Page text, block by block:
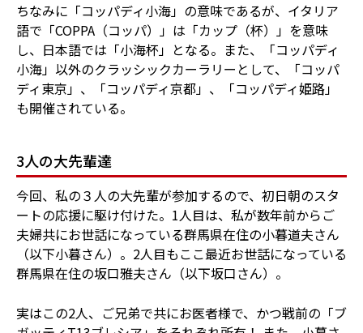
ちなみに「コッパディ小海」の意味であるが、イタリア
語で「COPPA（コッパ）」は「カップ（杯）」を意味
し、日本語では「小海杯」となる。また、「コッパディ
小海」以外のクラッシックカーラリーとして、「コッパ
ディ東京」、「コッパディ京都」、「コッパディ姫路」
も開催されている。
3人の大先輩達
今回、私の３人の大先輩が参加するので、初日朝のスタ
ートの応援に駆け付けた。1人目は、私が数年前からご
夫婦共にお世話になっている群馬県在住の小暮道夫さん
（以下小暮さん）。2人目もここ最近お世話になっている
群馬県在住の坂口雅夫さん（以下坂口さん）。
実はこの2人、ご兄弟で共にお医者様で、かつ戦前の「ブ